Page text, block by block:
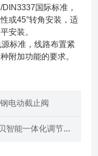
国际标准，
或45°转角安装，适
安装。
标准，线路布置紧
附加功能的要求。
电动截止阀
防爆法兰电动蝶阀 执行机构